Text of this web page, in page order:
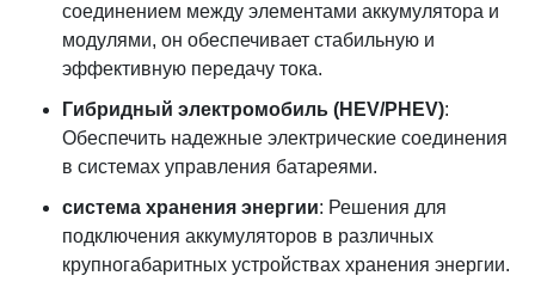
соединением между элементами аккумулятора и
модулями, он обеспечивает стабильную и
эффективную передачу тока.
Гибридный электромобиль (HEV/PHEV):
Обеспечить надежные электрические соединения
в системах управления батареями.
система хранения энергии: Решения для
подключения аккумуляторов в различных
крупногабаритных устройствах хранения энергии.